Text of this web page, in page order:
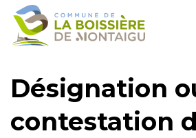
Gestion des traceurs
Aller
Aller
contenu
Aller
pied
Désignation
contestation